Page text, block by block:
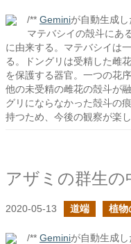
/** Geminiが自動生成
マテバシイの殻斗にあ
に由来する。マテバシイは
る。ドングリは受精した雌
を保護する器官。一つの花
他の未受精の雌花の殻斗が
グリにならなかった殻斗の
持つため、今後の観察が楽し
アザミの群生の
2020-05-13 道端 植物
/** Geminiが自動生成